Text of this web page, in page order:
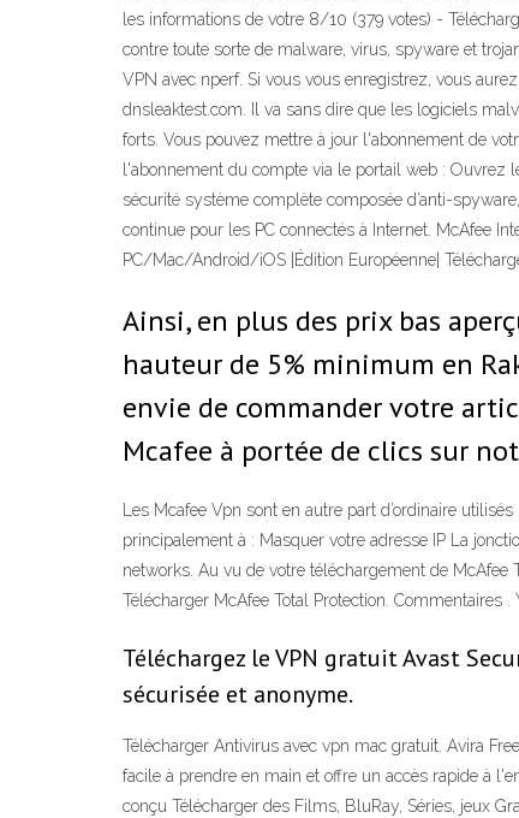
les informations de votre 8/10 (379 votes) -
contre toute sorte de malware, virus, spyware et
VPN avec nperf. Si vous vous enregistrez, vous
dnsleaktest.com. Il va sans dire que les logiciels
forts. Vous pouvez mettre à jour l'abonnement de
l'abonnement du compte via le portail web :
sécurité système complète composée d’anti-
continue pour les PC connectés à Internet. McAfee
PC/Mac/Android/iOS |Édition Européenne|
Ainsi, en plus des prix bas
hauteur de 5% minimum en
envie de commander votre
Mcafee à portée de clics sur
Les Mcafee Vpn sont en autre part d’ordinaire
principalement à : Masquer votre adresse IP La
networks. Au vu de votre téléchargement de
Télécharger McAfee Total Protection. Commentaires
Téléchargez le VPN gratuit Avast
sécurisée et anonyme.
Télécharger Antivirus avec vpn mac gratuit. Avira
facile à prendre en main et offre un accès rapide à
conçu Télécharger des Films, BluRay, Séries, jeux